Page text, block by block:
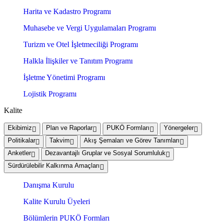
Harita ve Kadastro Programı
Muhasebe ve Vergi Uygulamaları Programı
Turizm ve Otel İşletmeciliği Programı
Halkla İlişkiler ve Tanıtım Programı
İşletme Yönetimi Programı
Lojistik Programı
Kalite
Ekibimiz Plan ve Raporlar PUKÖ Formları
Yönergeler
Politikalar
Takvim
Akış Şemaları ve Görev Tanımları
Anketler
Dezavantajlı Gruplar ve Sosyal Sorumluluk
Sürdürülebilir Kalkınma Amaçları
Danışma Kurulu
Kalite Kurulu Üyeleri
Bölümlerin PUKÖ Formları